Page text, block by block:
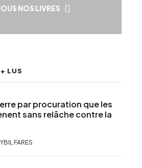
NOS LIVRES
LUS
par procuration que les
sans relâche contre la
FARES